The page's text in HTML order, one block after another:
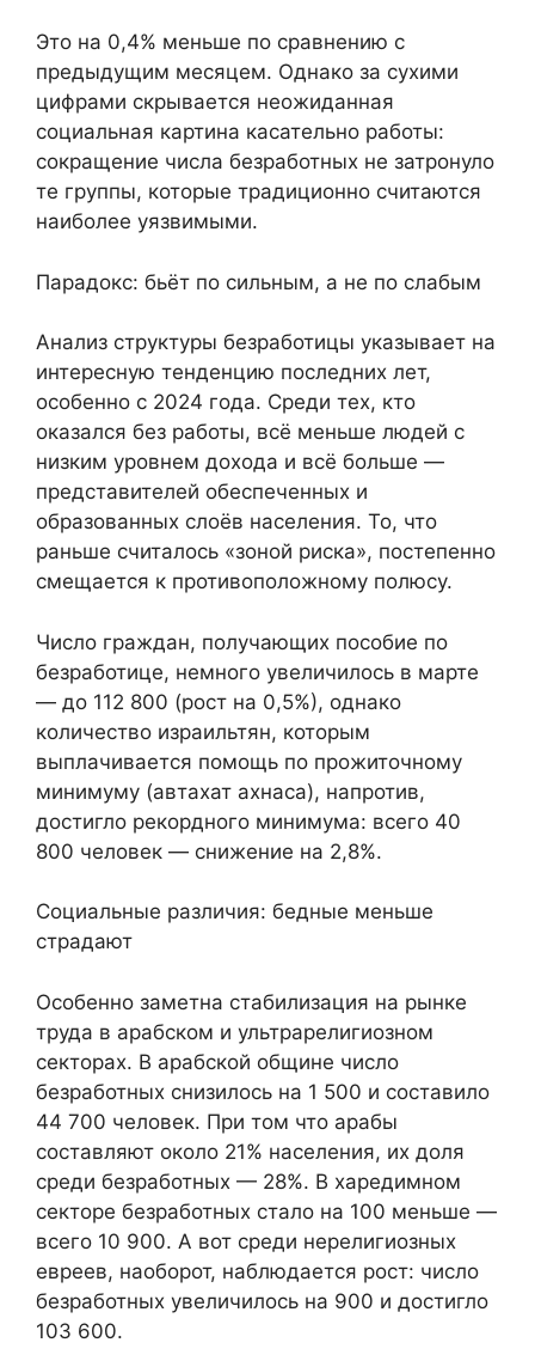
Это на 0,4% меньше по сравнению с
предыдущим месяцем. Однако за сухими
цифрами скрывается неожиданная
социальная картина касательно работы:
сокращение числа безработных не затронуло
те группы, которые традиционно считаются
наиболее уязвимыми.
Парадокс: бьёт по сильным, а не по слабым
Анализ структуры безработицы указывает на
интересную тенденцию последних лет,
особенно с 2024 года. Среди тех, кто
оказался без работы, всё меньше людей с
низким уровнем дохода и всё больше —
представителей обеспеченных и
образованных слоёв населения. То, что
раньше считалось «зоной риска», постепенно
смещается к противоположному полюсу.
Число граждан, получающих пособие по
безработице, немного увеличилось в марте
— до 112 800 (рост на 0,5%), однако
количество израильтян, которым
выплачивается помощь по прожиточному
минимуму (автахат ахнаса), напротив,
достигло рекордного минимума: всего 40
800 человек — снижение на 2,8%.
Социальные различия: бедные меньше
страдают
Особенно заметна стабилизация на рынке
труда в арабском и ультрарелигиозном
секторах. В арабской общине число
безработных снизилось на 1 500 и составило
44 700 человек. При том что арабы
составляют около 21% населения, их доля
среди безработных — 28%. В харедимном
секторе безработных стало на 100 меньше —
всего 10 900. А вот среди нерелигиозных
евреев, наоборот, наблюдается рост: число
безработных увеличилось на 900 и достигло
103 600.